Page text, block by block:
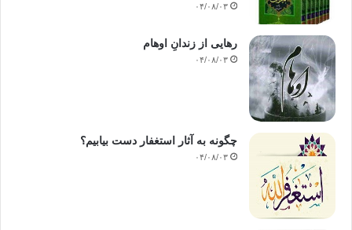
۰۴/۰۸/۰۳
رهایی از زندانِ اوهام
۰۴/۰۸/۰۳
چگونه به آثار استغفار دست بیابیم؟
۰۴/۰۸/۰۳